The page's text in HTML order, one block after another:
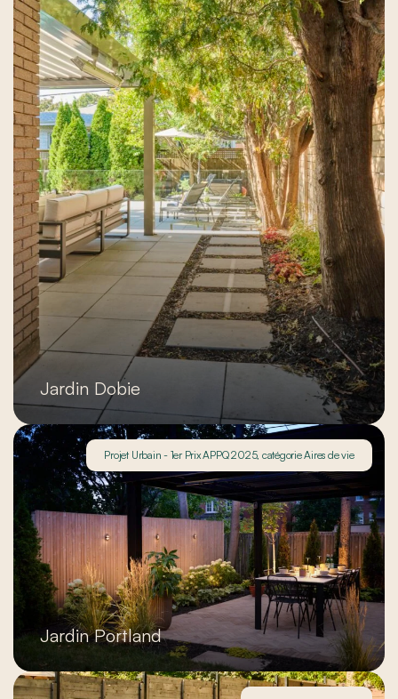
Jardin Dobie
Jardin Portland
Projet Urbain - 1er Prix APPQ 2025, catégorie Aires de vie